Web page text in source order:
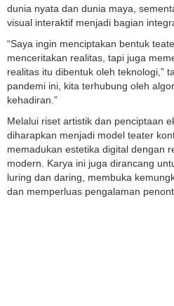
dunia nyata dan dunia maya,
visual interaktif menjadi bagian
“Saya ingin menciptakan bentuk
menceritakan realitas, tapi juga
realitas itu dibentuk oleh teknologi,”
pandemi ini, kita terhubung oleh
kehadiran.”
Melalui riset artistik dan penciptaan
diharapkan menjadi model teater
memadukan estetika digital dengan
modern. Karya ini juga dirancang
luring dan daring, membuka
dan memperluas pengalaman